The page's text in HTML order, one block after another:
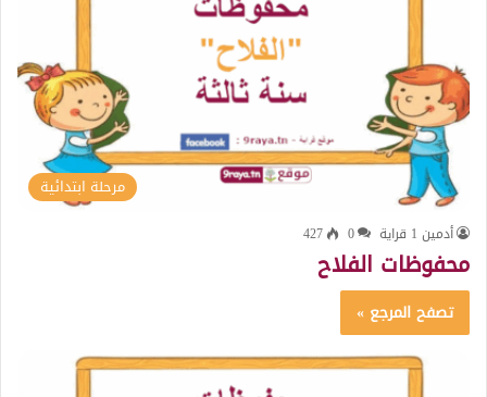
مرحلة ابتدائية
أدمين 1 قراية 0
427
محفوظات الفلاح
تصفح المرجع »